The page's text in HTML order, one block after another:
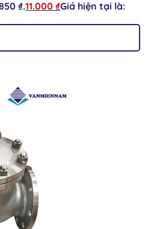
₫.11.000 ₫Giá hiện tại là: